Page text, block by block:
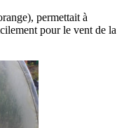
permettait à
pour le vent de la